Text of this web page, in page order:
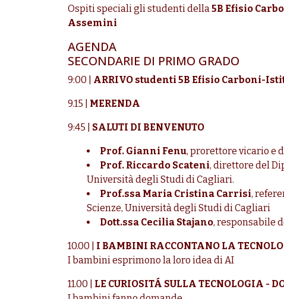
Ospiti speciali gli studenti della5B Efisio
Assemini
AGENDA
SECONDARIE DI PRIMO GRADO
9:00 | ARRIVO studenti 5B Efisio Carboni-
9.15 | MERENDA
9:45 | SALUTI DI BENVENUTO
Prof. Gianni Fenu, prorettore vicario e
Prof. Riccardo Scateni, direttore del
Università degli Studi di Cagliari.
Prof.ssa Maria Cristina Carrisi,
Scienze, Università degli Studi di Cagliari
Dott.ssa Cecilia Stajano, responsabile
10.00 | I BAMBINI RACCONTANO LA
I bambini esprimono la loro idea di AI
11.00 | LE CURIOSITÁ SULLA TECNOLOGIA -